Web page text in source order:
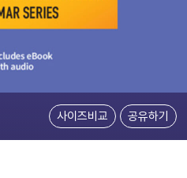
사이즈비교 공유하기